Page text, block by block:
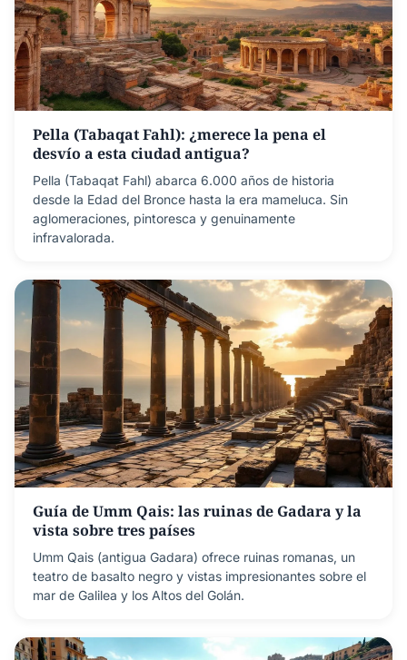
Pella (Tabaqat Fahl): ¿merece la pena el
desvío a esta ciudad antigua?
Pella (Tabaqat Fahl) abarca 6.000 años de historia
desde la Edad del Bronce hasta la era mameluca. Sin
aglomeraciones, pintoresca y genuinamente
infravalorada.
Guía de Umm Qais: las ruinas de Gadara y la
vista sobre tres países
Umm Qais (antigua Gadara) ofrece ruinas romanas, un
teatro de basalto negro y vistas impresionantes sobre el
mar de Galilea y los Altos del Golán.